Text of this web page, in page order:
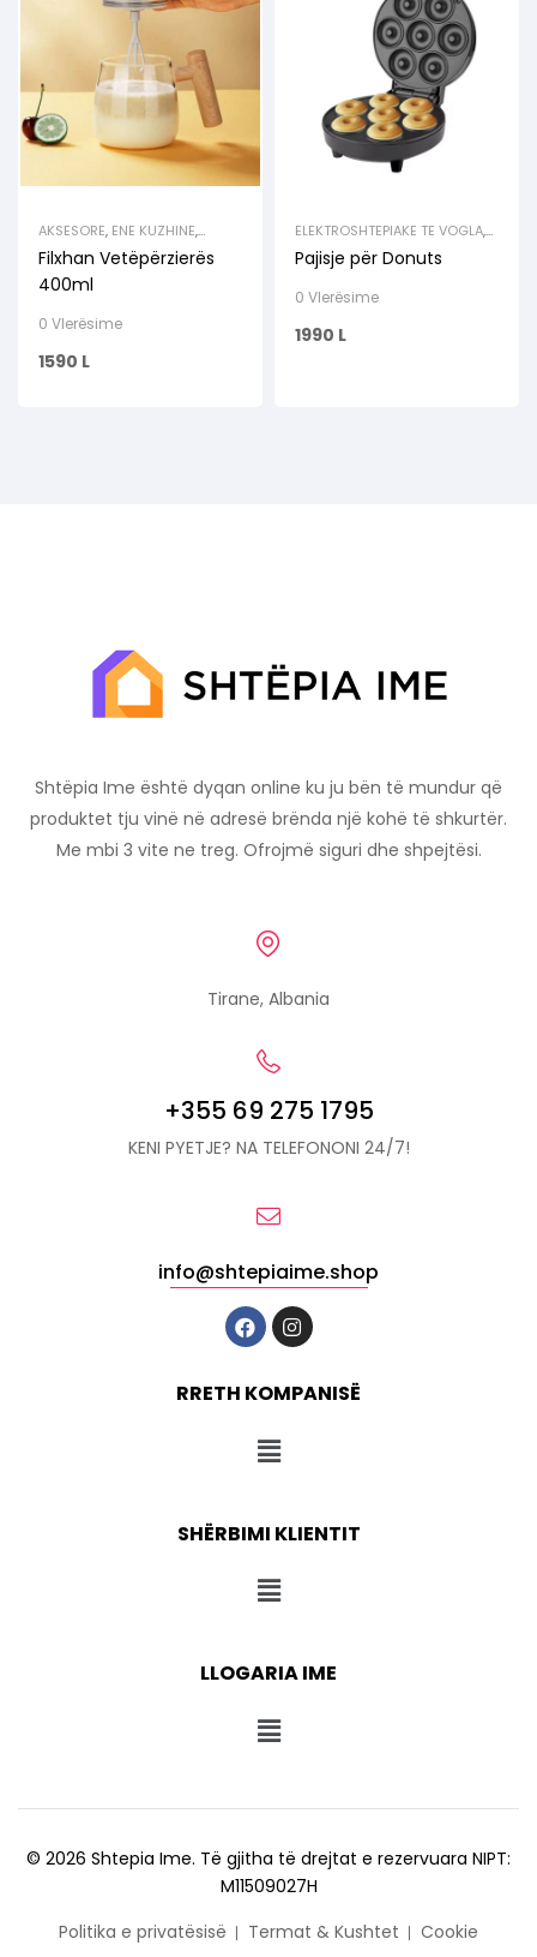
AKSESORE, ENE KUZHINE,
MBAJTESE VAJI & LENGJESH
RISI
Filxhan Vetëpërzierës
400ml
0 Vlerësime
1590 L
ELEKTROSHTEPIAKE TE VOGLA,
ENE KUZHINE
PRODUKTE GATIMI,TOSTIER /
Pajisje për Donuts
0 Vlerësime
1990 L
Shtëpia Ime është dyqan online ku ju bën të mundur që
produktet tju vinë në adresë brënda një kohë të shkurtër.
Me mbi 3 vite ne treg. Ofrojmë siguri dhe shpejtësi.
Tirane, Albania
+355 69 275 1795
KENI PYETJE? NA TELEFONONI 24/7!
info@shtepiaime.shop
RRETH KOMPANISË
SHËRBIMI KLIENTIT
LLOGARIA IME
© 2026 Shtepia Ime. Të gjitha të drejtat e rezervuara NIPT:
M11509027H
Politika e privatësisë
Termat & Kushtet Cookie